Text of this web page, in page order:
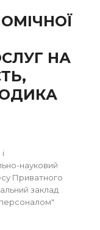
НА
науковий
Приватного
заклад
персоналом"